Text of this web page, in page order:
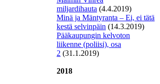
miljardihauta (4.4.2019)
Minä ja Mäntyranta – Ei, ei tätä
kestä selvinpäin (14.3.2019)
Pääkaupungin kelvoton
liikenne (poliisi), osa
2 (31.1.2019)
2018